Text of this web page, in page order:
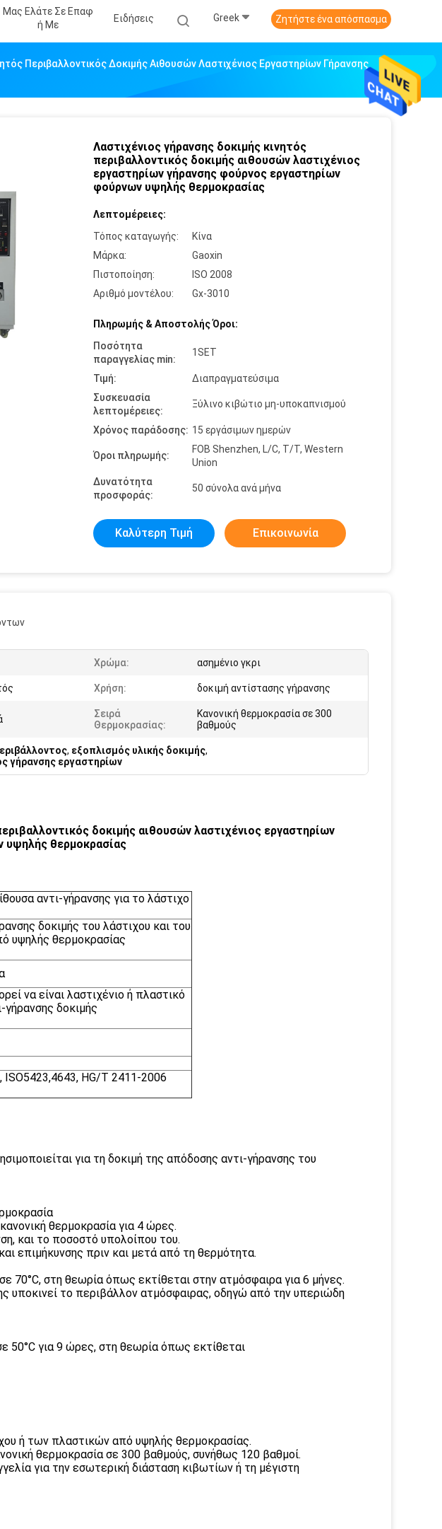
Μας Ελάτε Σε Επαφ
Ή Με
Ειδήσεις Greek Ζητήστε ένα απόσπασμα
Περιβαλλοντικός Δοκιμής Αιθουσών Λαστιχένιος Εργαστηρίων Γήρανσης
Λαστιχένιος γήρανσης δοκιμής κινητός
περιβαλλοντικός δοκιμής αιθουσών λαστιχένιος
εργαστηρίων γήρανσης φούρνος εργαστηρίων
φούρνων υψηλής θερμοκρασίας
Λεπτομέρειες:
Τόπος καταγωγής:
Κίνα
Μάρκα:
Gaoxin
Πιστοποίηση:
ISO 2008
Αριθμό μοντέλου:
Gx-3010
Πληρωμής & Αποστολής Όροι:
Ποσότητα
παραγγελίας min:
1SET
Τιμή:
Διαπραγματεύσιμα
Συσκευασία
λεπτομέρειες:
Ξύλινο κιβώτιο μη-υποκαπνισμού
Χρόνος παράδοσης: 15 εργάσιμων ημερών
Όροι πληρωμής:
FOB Shenzhen, L/C, T/T, Western
Union
Δυνατότητα
προσφοράς:
50 σύνολα ανά μήνα
Καλύτερη Τιμή Επικοινωνία
Χρώμα: ασημένιο γκρι
Χρήση: δοκιμή αντίστασης γήρανσης
Σειρά
Θερμοκρασίας:
Κανονική θερμοκρασία σε 300
βαθμούς
, εξοπλισμός υλικής δοκιμής,
γήρανσης εργαστηρίων
δοκιμής αιθουσών λαστιχένιος εργαστηρίων
υψηλής θερμοκρασίας
αντι-γήρανσης για το λάστιχο
δοκιμής του λάστιχου και του
υψηλής θερμοκρασίας
να είναι λαστιχένιο ή πλαστικό
δοκιμής
ISO5423,4643, HG/T 2411-2006
για τη δοκιμή της απόδοσης αντι-γήρανσης του
θερμοκρασία για 4 ώρες.
και το ποσοστό υπολοίπου του.
επιμήκυνσης πριν και μετά από τη θερμότητα.
70°C, στη θεωρία όπως εκτίθεται στην ατμόσφαιρα για 6 μήνες.
υποκινεί το περιβάλλον ατμόσφαιρας, οδηγώ από την υπεριώδη
50°C για 9 ώρες, στη θεωρία όπως εκτίθεται
ή των πλαστικών από υψηλής θερμοκρασίας.
θερμοκρασία σε 300 βαθμούς, συνήθως 120 βαθμοί.
για την εσωτερική διάσταση κιβωτίων ή τη μέγιστη